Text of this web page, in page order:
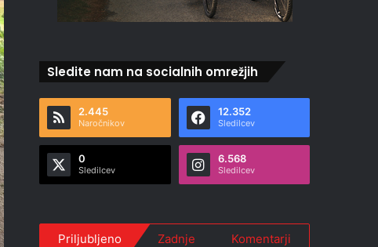
Sledite nam na socialnih omrežjih
2.445
Naročnikov
12.352
Sledilcev
0
Sledilcev
6.568
Sledilcev
Priljubljeno Zadnje Komentarji